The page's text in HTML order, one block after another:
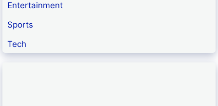
Entertainment
Sports
Tech